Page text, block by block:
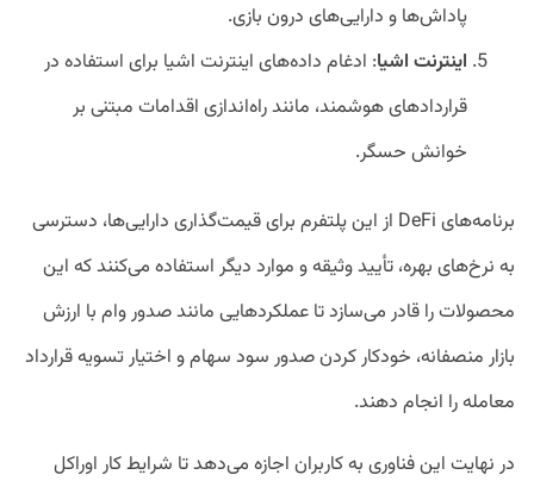
پاداش‌ها و دارایی‌های درون بازی.
اینترنت اشیا: ادغام داده‌های اینترنت اشیا برای استفاده در
قراردادهای هوشمند، مانند راه‌اندازی اقدامات مبتنی بر
خوانش حسگر.
برنامه‌های DeFi از این پلتفرم برای قیمت‌گذاری دارایی‌ها، دسترسی
به نرخ‌های بهره، تأیید وثیقه و موارد دیگر استفاده می‌کنند که این
محصولات را قادر می‌سازد تا عملکردهایی مانند صدور وام با ارزش
بازار منصفانه، خودکار کردن صدور سود سهام و اختیار تسویه قرارداد
معامله را انجام دهند.
در نهایت این فناوری به کاربران اجازه می‌دهد تا شرایط کار اوراکل